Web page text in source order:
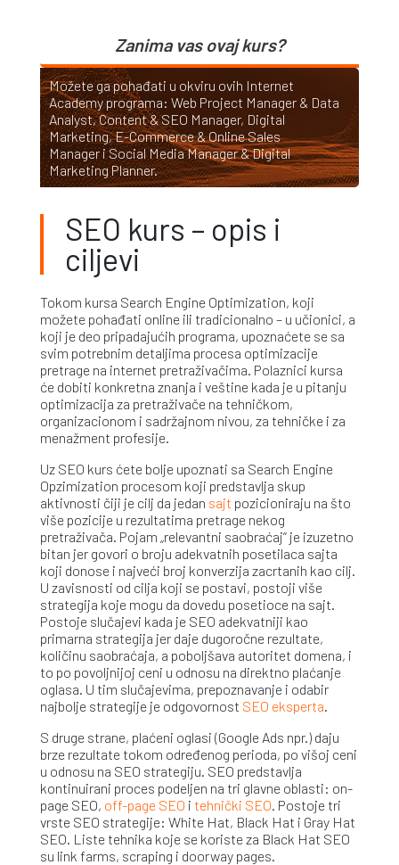
Zanima vas ovaj kurs?
Možete ga pohađati u okviru ovih Internet
Academy programa: Web Project Manager & Data
Analyst,Content & SEO Manager, Digital
Marketing,E-Commerce & Online Sales
ManageriSocial Media Manager & Digital
Marketing Planner.
SEO kurs – opis i
ciljevi
Tokom kursa Search Engine Optimization, koji
možete pohađati online ili tradicionalno – u učionici, a
koji je deo pripadajućih programa, upoznaćete se sa
svim potrebnim detaljima procesa optimizacije
pretrage na internet pretraživačima. Polaznici kursa
će dobiti konkretna znanja i veštine kada je u pitanju
optimizacija za pretraživače na tehničkom,
organizacionom i sadržajnom nivou, za tehničke i za
menažment profesije.
Uz SEO kurs ćete bolje upoznati sa Search Engine
Opzimization procesom koji predstavlja skup
aktivnosti čiji je cilj da jedan sajt pozicioniraju na što
više pozicije u rezultatima pretrage nekog
pretraživača. Pojam „relevantni saobraćaj” je izuzetno
bitan jer govori o broju adekvatnih posetilaca sajta
koji donose i najveći broj konverzija zacrtanih kao cilj.
U zavisnosti od cilja koji se postavi, postoji više
strategija koje mogu da dovedu posetioce na sajt.
Postoje slučajevi kada je SEO adekvatniji kao
primarna strategija jer daje dugoročne rezultate,
količinu saobraćaja, a poboljšava autoritet domena, i
to po povoljnijoj ceni u odnosu na direktno plaćanje
oglasa. U tim slučajevima, prepoznavanje i odabir
najbolje strategije je odgovornost SEO eksperta.
S druge strane, plaćeni oglasi (Google Ads npr.) daju
brze rezultate tokom određenog perioda, po višoj ceni
u odnosu na SEO strategiju. SEO predstavlja
kontinuirani proces podeljen na tri glavne oblasti: on-
page SEO, off-page SEO i tehnički SEO. Postoje tri
vrste SEO strategije: White Hat, Black Hat i Gray Hat
SEO. Liste tehnika koje se koriste za Black Hat SEO
su link farms, scraping i doorway pages.